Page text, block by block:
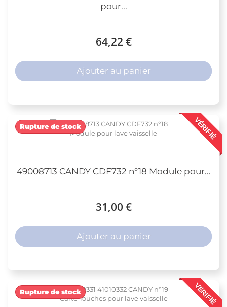
pour...
64,22 €
Ajouter au panier
VÉRIFIÉ
49008713 CANDY CDF732 n°18 Module pour...
31,00 €
Rupture de stock
Ajouter au panier
VÉRIFIÉ
Rupture de stock